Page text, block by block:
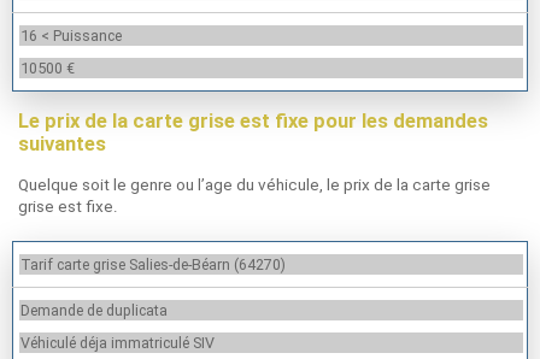
16 < Puissance
10500 €
Le prix de la carte grise est fixe pour les demandes
suivantes
Quelque soit le genre ou l’age du véhicule, le prix de la carte grise
grise est fixe.
Tarif carte grise Salies-de-Béarn (64270)
Demande de duplicata
Véhiculé déja immatriculé SIV